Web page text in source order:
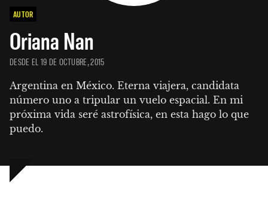
AUTOR
Oriana Nan
DESDE EL 19 DE OCTUBRE, 2015
Argentina en México. Eterna viajera, candidata
número uno a tripular un vuelo espacial. En mi
próxima vida seré astrofísica, en esta hago lo que
puedo.